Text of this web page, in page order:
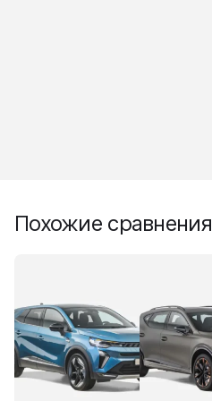
Похожие сравнения